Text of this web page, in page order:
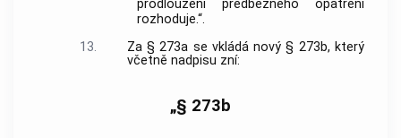
prodloužení předběžného opatření
rozhoduje.“.
13.
Za § 273a se vkládá nový § 273b, který
včetně nadpisu zní:
„§ 273b